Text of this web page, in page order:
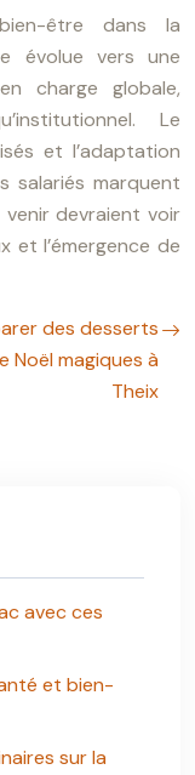
être dans la
évolue vers une
charge globale,
Le
et l’adaptation
salariés marquent
devraient voir
et l’émergence de
des desserts
Noël magiques à
Theix
avec ces
et bien-
sur la